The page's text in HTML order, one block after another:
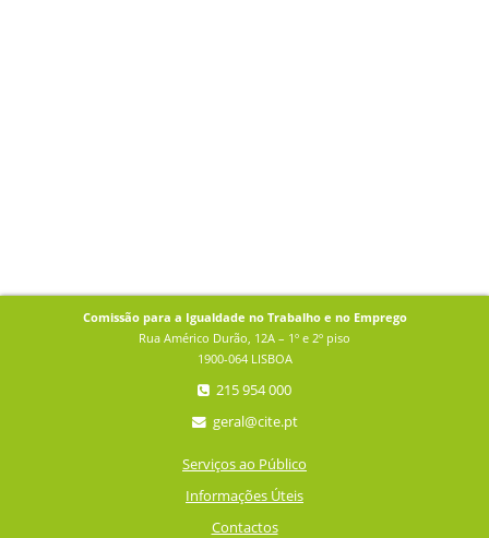
Comissão para a Igualdade no Trabalho e no Emprego
Rua Américo Durão, 12A – 1º e 2º piso
1900-064 LISBOA
215 954 000
geral@cite.pt
Serviços ao Público
Informações Úteis
Contactos